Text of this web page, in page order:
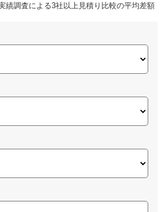
績調査による3社以上見積り比較の平均差額